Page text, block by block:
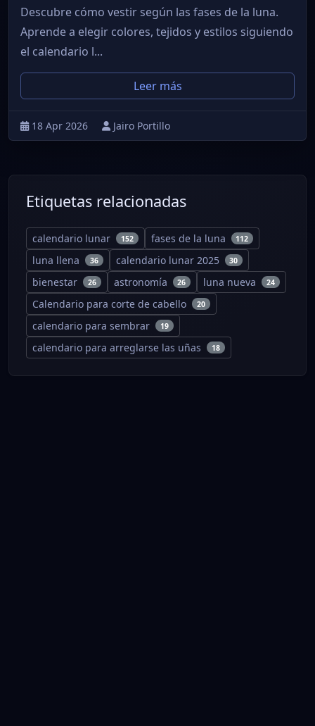
Descubre cómo vestir según las fases de la luna.
Aprende a elegir colores, tejidos y estilos siguiendo
el calendario l...
Leer más
18 Apr 2026 Jairo Portillo
Etiquetas relacionadas
calendario lunar 152 fases de la luna 112
luna llena 36 calendario lunar 2025 30
bienestar 26 astronomía 26 luna nueva 24
Calendario para corte de cabello 20
calendario para sembrar 19
calendario para arreglarse las uñas 18